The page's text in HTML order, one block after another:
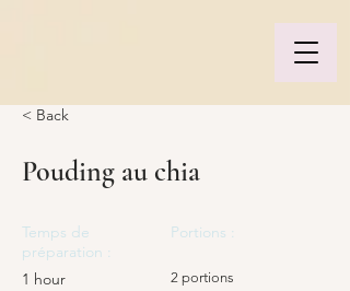
< Back
Pouding au chia
Temps de
préparation :
1 hour
Portions :
2 portions